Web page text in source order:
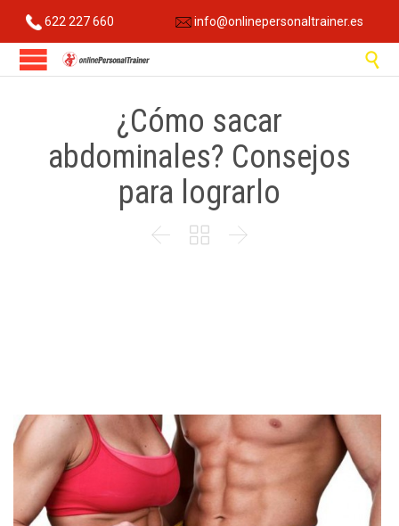
622 227 660 info@onlinepersonaltrainer.es

¿Cómo sacar
abdominales? Consejos
para lograrlo
  